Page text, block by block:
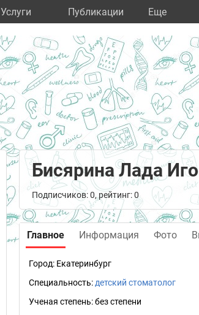
Услуги Публикации Eще
Бисярина Лада
Подписчиков: 0, рейтинг: 0
Главное Информация Фото
Город: Екатеринбург
Специальность: детский стоматолог
Ученая степень:без степени